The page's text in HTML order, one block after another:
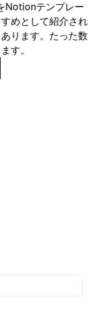
Notionテンプレー
めとして紹介され
ります。たった数
す。